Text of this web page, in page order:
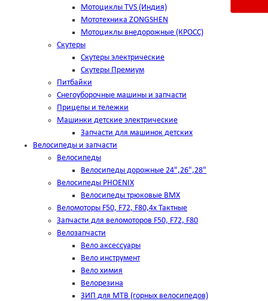
Мотоциклы TVS (Индия)
Мототехника ZONGSHEN
Мотоциклы внедорожные (КРОСС)
Скутеры
Скутеры электрические
Скутеры Премиум
Питбайки
Снегоуборочные машины и запчасти
Прицепы и тележки
Машинки детские электрические
Запчасти для машинок детских
Велосипеды и запчасти
Велосипеды
Велосипеды дорожные 24",26",28"
Велосипеды PHOENIX
Велосипеды трюковые BMX
Веломоторы F50, F72, F80,4х Тактные
Запчасти для веломоторов F50, F72, F80
Велозапчасти
Вело аксессуары
Вело инструмент
Вело химия
Велорезина
ЗИП для MTB (горных велосипедов)